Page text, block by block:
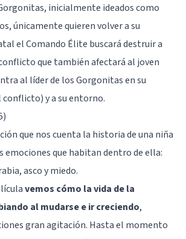
inicialmente ideados como
únicamente quieren volver a su
el Comando Élite buscará destruir a
que también afectará al joven
al líder de los Gorgonitas en su
y a su entorno.
que nos cuenta la historia de una niña
emociones que habitan dentro de ella:
asco y miedo.
vemos cómo la vida de la
al mudarse e ir creciendo,
gran agitación. Hasta el momento